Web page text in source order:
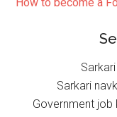
Sarkari
Government job